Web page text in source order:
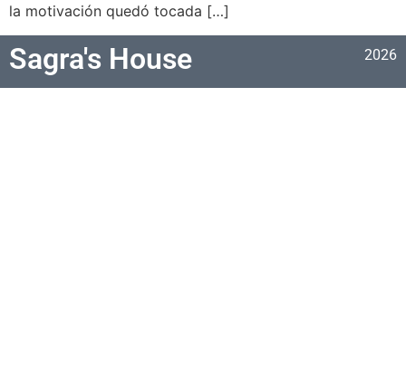
la motivación quedó tocada […]
Sagra's House 2026